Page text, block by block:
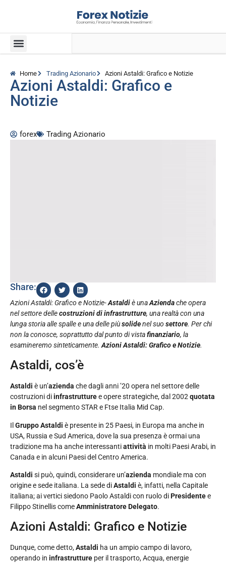
Home Trading Azionario Azioni Astaldi: Grafico e Notizie
Azioni Astaldi: Grafico e
Notizie
forex Trading Azionario
Share:
Azioni Astaldi: Grafico e Notizie-Astaldiè unaAziendache opera
nel settore dellecostruzioni di infrastrutture, una realtà con una
lunga storia alle spalle e una delle piùsolidenel suo settore. Per chi
non la conosce, soprattutto dal punto di vistafinanziario, la
esamineremo sinteticamente. Azioni Astaldi: Grafico e Notizie.
Astaldi, cos’è
Astaldi è un’azienda che dagli anni ’20 opera nel settore delle
costruzioni diinfrastrutturee opere strategiche, dal 2002 quotata
in Borsa nel segmento STAR e Ftse Italia Mid Cap.
IlGruppo Astaldi è presente in 25 Paesi, in Europa ma anche in
USA, Russia e Sud America, dove la sua presenza è ormai una
tradizione ma ha anche interessantiattività in molti Paesi Arabi, in
Canada e in alcuni Paesi del Centro America.
Astaldi si può, quindi, considerare un’azienda mondiale ma con
origine e sede italiana. La sede diAstaldi è, infatti, nella Capitale
italiana; ai vertici siedono Paolo Astaldi con ruolo diPresidentee
Filippo Stinellis comeAmministratore Delegato.
Azioni Astaldi: Grafico e Notizie
Dunque, come detto,Astaldi ha un ampio campo di lavoro,
operando in infrastrutture per il trasporto, Acqua, energie